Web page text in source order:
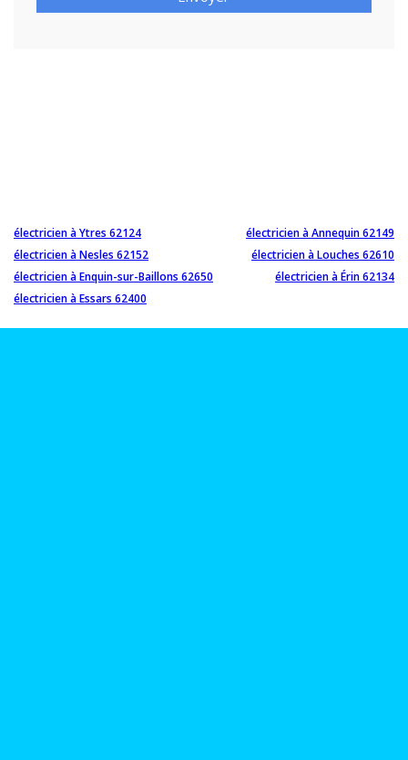
électricien à Ytres 62124
électricien à Annequin 62149
électricien à Nesles 62152
électricien à Louches 62610
électricien à Enquin-sur-Baillons 62650
électricien à Érin 62134
électricien à Essars 62400